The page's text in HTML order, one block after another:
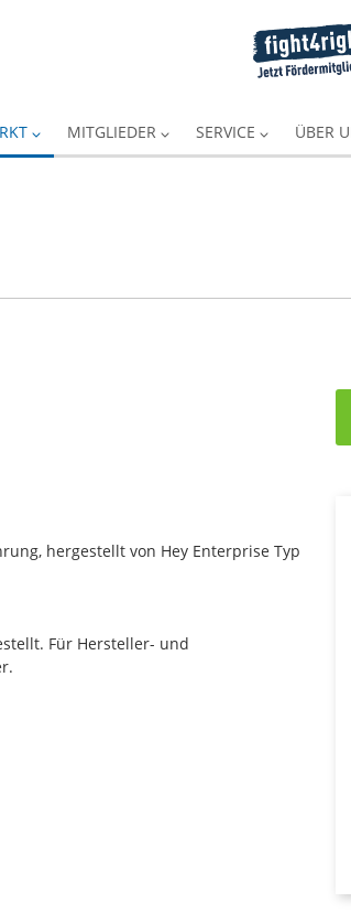
MITGLIEDER SERVICE ÜBER
hergestellt von Hey Enterprise Typ
Für Hersteller- und